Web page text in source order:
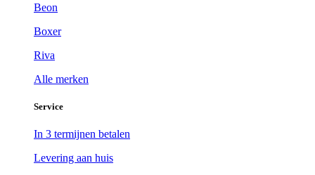
Beon
Boxer
Riva
Alle merken
Service
In 3 termijnen betalen
Levering aan huis